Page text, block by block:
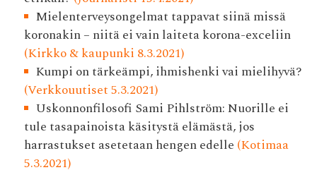
Mielenterveysongelmat tappavat siinä missä
koronakin – niitä ei vain laiteta korona-exceliin
(Kirkko & kaupunki 8.3.2021)
Kumpi on tärkeämpi, ihmishenki vai mielihyvä?
(Verkkouutiset 5.3.2021)
Uskonnonfilosofi Sami Pihlström: Nuorille ei
tule tasapainoista käsitystä elämästä, jos
harrastukset asetetaan hengen edelle (Kotimaa
5.3.2021)